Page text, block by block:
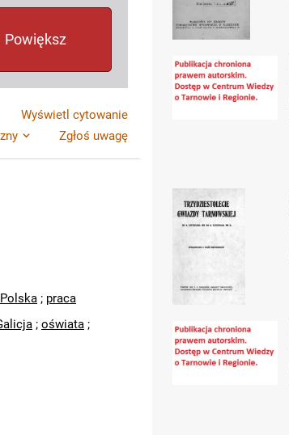
Powiększ
Wyświetl cytowanie
Zgłoś uwagę
Polska ; praca
; oświata ;